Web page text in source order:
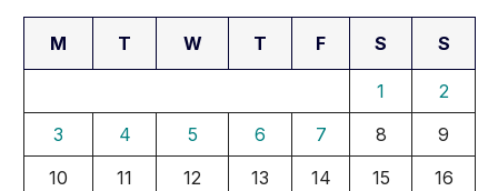
M T W T F S S
1
2
3
4 5 6 7 8
9
10
11 12 13 14 15
16